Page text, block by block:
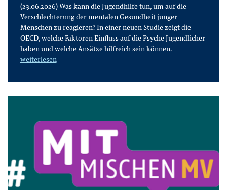
(23.06.2026) Was kann die Jugendhilfe tun, um auf die
Verschlechterung der mentalen Gesundheit junger
Menschen zu reagieren? In einer neuen Studie zeigt die
OECD, welche Faktoren Einfluss auf die Psyche Jugendlicher
haben und welche Ansätze hilfreich sein können.
weiterlesen